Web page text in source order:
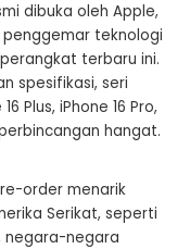
dibuka oleh Apple,
teknologi
terbaru ini.
spesifikasi, seri
Plus, iPhone 16 Pro,
hangat.
order menarik
Serikat, seperti
negara-negara